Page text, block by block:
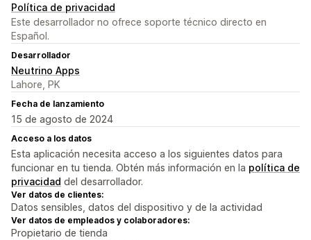
Política de privacidad
Este desarrollador no ofrece soporte técnico directo en
Español.
Desarrollador
Neutrino Apps
Lahore, PK
Fecha de lanzamiento
15 de agosto de 2024
Acceso a los datos
Esta aplicación necesita acceso a los siguientes datos para
funcionar en tu tienda. Obtén más información en la política de
privacidad del desarrollador.
Ver datos de clientes:
Datos sensibles, datos del dispositivo y de la actividad
Ver datos de empleados y colaboradores:
Propietario de tienda